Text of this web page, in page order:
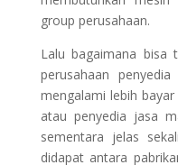
group perusahaan.
Lalu bagaimana bisa
perusahaan
mengalami lebih
atau penyedia jasa
sementara jelas
didapat antara